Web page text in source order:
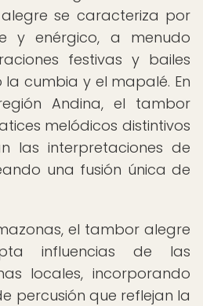
se caracteriza por
y enérgico, a menudo
festivas y bailes
cumbia y el mapalé. En
Andina, el tambor
melódicos distintivos
las interpretaciones de
una fusión única de
el tambor alegre
influencias de las
locales, incorporando
percusión que reflejan la